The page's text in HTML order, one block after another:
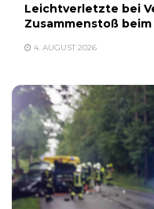
Leichtverletzte bei
Zusammenstoß
4. AUGUST 2026